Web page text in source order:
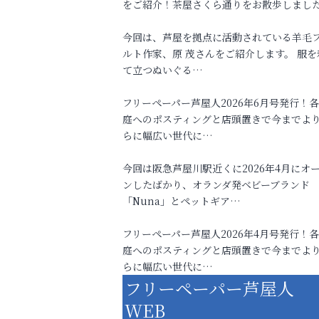
をご紹介！茶屋さくら通りをお散歩しまし
今回は、芦屋を拠点に活動されている羊毛
ルト作家、原 茂さんをご紹介します。 服を
て立つぬいぐる…
フリーペーパー芦屋人2026年6月号発行！
庭へのポスティングと店頭置きで今までよ
らに幅広い世代に…
今回は阪急芦屋川駅近くに2026年4月にオ
ンしたばかり、オランダ発ベビーブランド
「Nuna」とペットギア…
フリーペーパー芦屋人2026年4月号発行！
庭へのポスティングと店頭置きで今までよ
らに幅広い世代に…
フリーペーパー芦屋人
WEB